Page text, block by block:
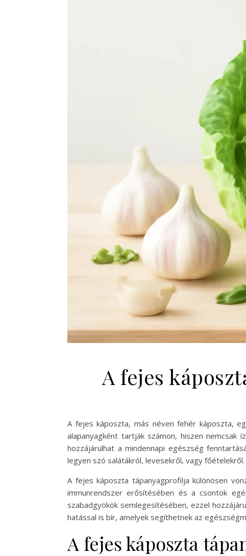
A fejes
A fejes káposzta, más néven fehér káposzta,
alapanyagként tartják számon, hiszen nemcsak
hozzájárulhat a mindennapi egészség
legyen szó salátákról, levesekről, vagy főételekről.
A fejes káposzta tápanyagprofilja különösen
immunrendszer erősítésében és a csontok
szabadgyökök semlegesítésében, ezzel
hatással is bír, amelyek segíthetnek az
A fejes káposzta